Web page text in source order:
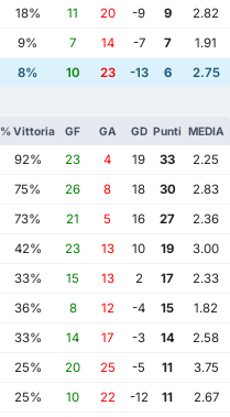
18% 11 20 -9 9
2.82
9% 7 14 -7 7
1.91
8% 10 23 -13 6 2.75
% Vittoria GF GA GD Punti MEDIA
92% 23 4 19 33
2.25
75% 26 8 18 30
2.83
73% 21 5 16 27
2.36
42% 23 13 10 19
3.00
33% 15 13 2 17
2.33
36% 8 12 -4 15
1.82
33% 14 17 -3 14
2.58
25% 20 25 -5 11
3.75
25% 10 22 -12 11
2.67